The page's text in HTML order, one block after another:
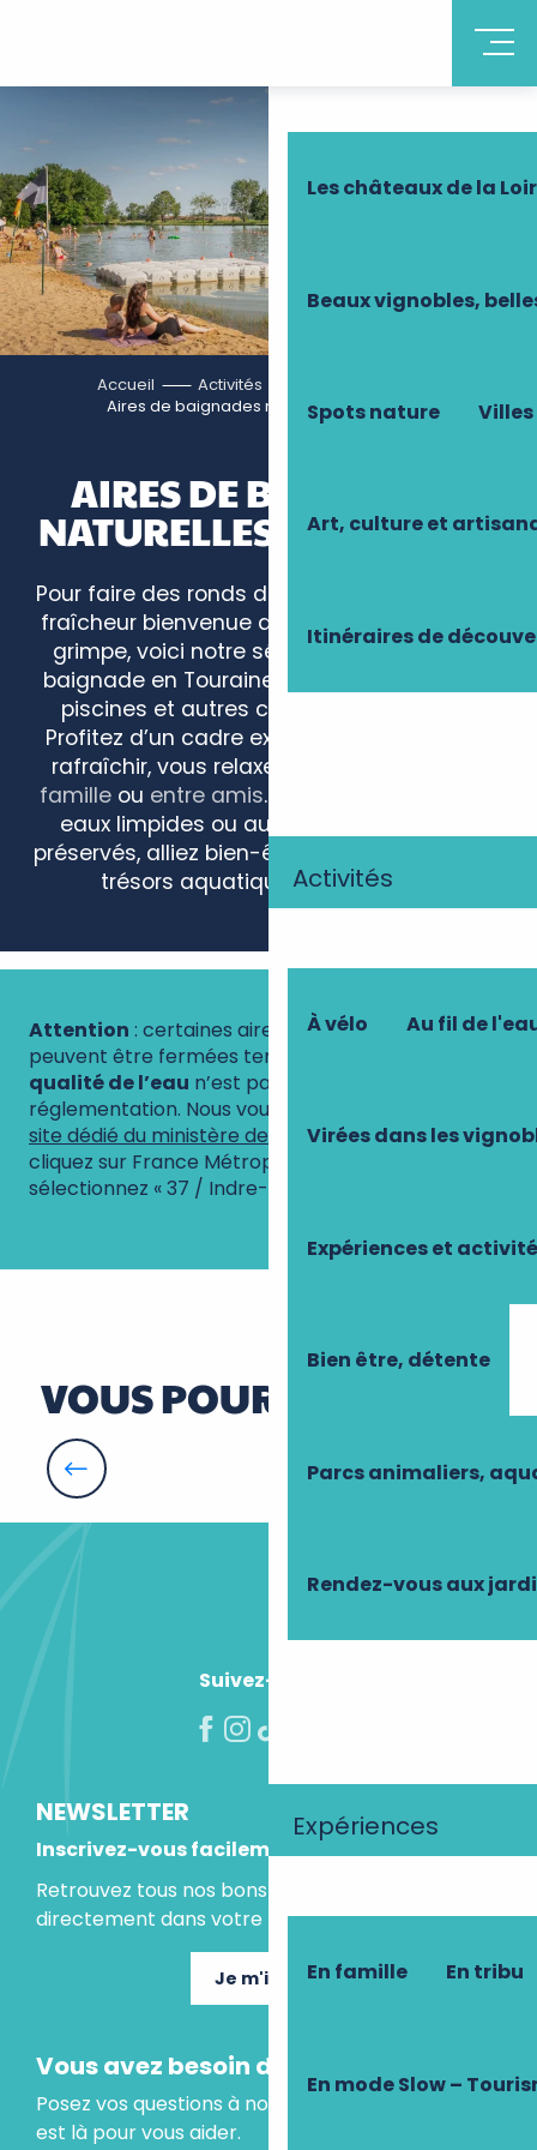
Découvrir la
Les châteaux de la
Beaux vignobles,
Spots nature
Art, culture et
Itinéraires de
Activités
À vélo Au fil de
Virées dans les
Expériences et
Bien être, détente
Parcs animaliers,
Rendez-vous aux
Expériences
En famille En tribu
En mode Slow –
Accueil Activités
Aires de baignades naturelles et piscines
AIRES DE BAIGNADES
NATURELLES ET PISCINES
Pour faire des ronds dans l’eau ou trouver la
fraîcheur bienvenue quand le thermomètre
grimpe, voici notre sélection des aires de
baignade en Touraine à laquelle s’ajoutent
piscines et autres centres aquatiques !
Profitez d’un cadre exceptionnel pour vous
rafraîchir, vous relaxer et vous amuser
familleou entre amis. Que ce soit dans des
eaux limpides ou au cœur de paysages
préservés, alliez bien-être et découverte des
trésors aquatiques de la région.
Centre Aquatique Intercommunal Castel'eau
Piscine de Nouans les Fontaines
Piscine municipale
Piscine des Tourettes
Les Thermes de Luynes
Piscine
Piscine municipale d'été
Centre Aquatique Carré d'Ô
Piscine municipale
Attention : certaines aires de baignade naturelle
peuvent être fermées temporairement si la
qualité de l’eau n’est pas conforme à la
réglementation. Nous vous invitons à consulter le
site dédié du ministère de la santé(sur la carte,
cliquez sur France Métropolitaine, puis
sélectionnez « 37 / Indre-et-Loire »).
VOUS POURRIEZ AIMER
Crissay-sur-Manse
Suivez-nous !
NEWSLETTER
Inscrivez-vous facilement
Retrouvez tous nos bons plans et idées séjours
directement dans votre boite mail.
Je m'inscris
Vous avez besoin d'un conseil ?
Posez vos questions à notre assistant virtuel, il
est là pour vous aider.